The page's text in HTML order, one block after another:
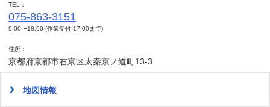
TEL
075-863-3151
9:00〜18:00 (作業受付 17:00まで)
住所
京都府京都市右京区太秦京ノ道町13-3
地図情報